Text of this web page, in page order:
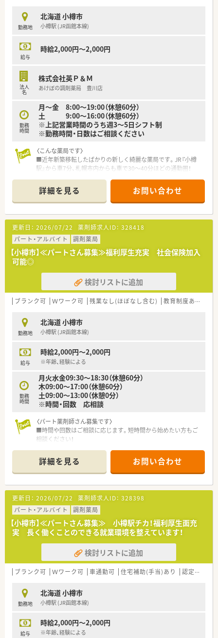
勤務地
北海道 小樽市
小樽駅 (JR函館本線)
給与
時給2,000円～2,000円
法人
名
株式会社英Ｐ＆Ｍ
あけぼの調剤薬局 豊川店
勤務
時間
月～金 8:00～19:00（休憩60分）
土 9:00～16:00（休憩60分）
※上記営業時間のうち週3～5日シフト制
※勤務時間・日数はご相談ください
〈こんな薬局です〉
■近年新築移転したばかりの新しく綺麗な薬局です。JR『小樽
駅』から車7分、札幌市内からも車で30～40分ほどの通勤圏！
～70枚の処方箋を応需しています。
■薬剤師は常勤が3名在籍しています。
■土曜日は交代制勤務なので週によっては土日連休も取得可能
です。
〈企業紹介〉
■地域密着型の薬局であり患者様とのふれあいを大切にする薬
局です。転居を伴う異動は原則ありません。
■北海道内に7店舗展開しています。経営者との距離が非常に近
■仕事以外の相談もできる家族のような温かい社風の企業です！
詳細を見る お問い合わせ
更新日： 2026/07/22 薬剤師求人ID： 328418
パート・アルバイト
調剤薬局
【小樽市】≪パートさん募集≫福利厚生充実 社会保険加入
可能◎
検討リストに追加
ブランク可 Ｗワーク可 残業なし(ほぼなし含む) 教育制度あり
勤務地
北海道 小樽市
小樽駅 (JR函館本線)
給与
時給2,000円～2,000円
※年齢、経験による
勤務
時間
月火水金09:30～18:30（休憩60分）
木09:00～17:00（休憩60分）
土09:00～13:00（休憩0分）
※時間・回数 応相談
〈パート薬剤師さん募集です〉
■時間や回数はご相談に応じます。短時間から始めたい方もご
相談ください！
させていただきます
■週20時間以上勤務で社保加入対象です。しっかり働きたい方
も歓迎！
■サポート体制万全！研修制度も整っています。
経験が浅くて調剤に自信のない方、結婚や出産などでブランク
ある方の復帰も歓迎です。
〈こんな薬局です〉
■JR小樽築港駅から徒歩15分、国道5号線沿い、三角屋根が目印
の薬局です。
■隣接の耳鼻咽喉科医院からメインに処方せんを応需し、在宅に
も対応しています。
詳細を見る お問い合わせ
更新日： 2026/07/22 薬剤師求人ID： 328398
パート・アルバイト
調剤薬局
【小樽市】≪パートさん募集≫ 小樽駅チカ！福利厚生面充
実 長く働くことのできる就業環境を整えています！
検討リストに追加
ブランク可 Ｗワーク可 車通勤可 住宅補助(手当)あり 認定薬剤師取得支援あり
勤務地
北海道 小樽市
小樽駅 (JR函館本線)
給与
時給2,000円～2,000円
※年齢、経験による